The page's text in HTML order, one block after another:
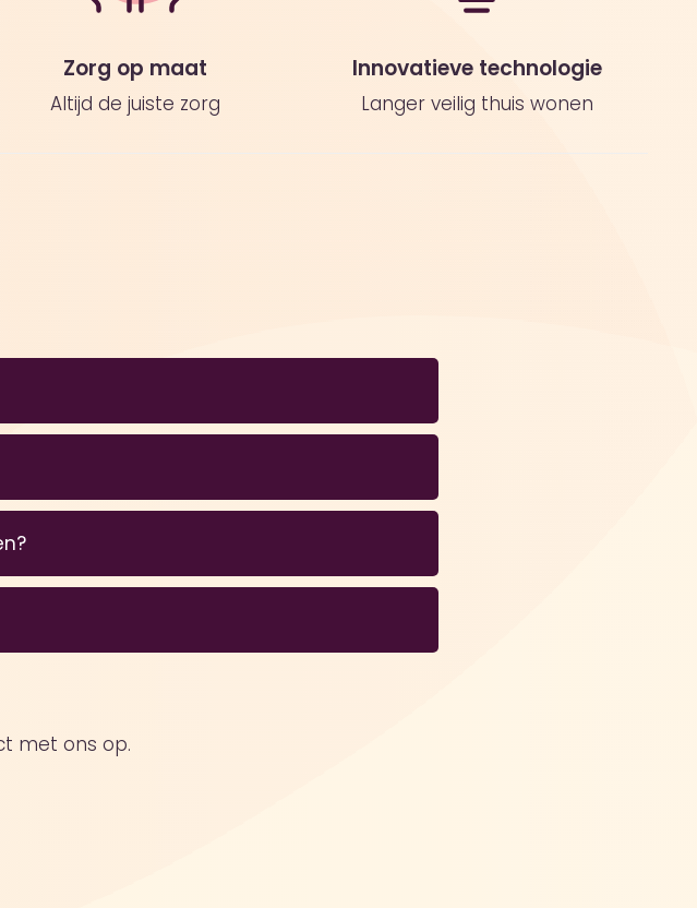
Zorg op maat
Altijd de juiste zorg
Innovatieve technologie
Langer veilig thuis wonen
is het altijd voor iedereen duidelijk wat de
over plaatsvinden.
uur en 09:00 uur. Cliënten kunnen hun
zelf de tijden inzien wanneer de
en één uur na tijd komen.
met ons op.